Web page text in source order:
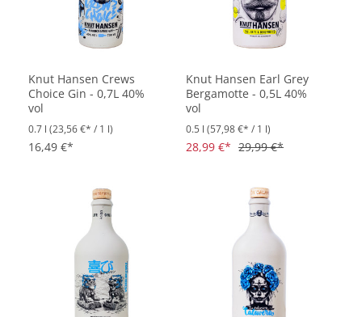
Knut Hansen Crews
Choice Gin - 0,7L 40%
vol
0.7 l (23,56 €* / 1 l)
16,49 €*
Knut Hansen Earl Grey
Bergamotte - 0,5L 40%
vol
0.5 l (57,98 €* / 1 l)
28,99 €* 29,99 €*